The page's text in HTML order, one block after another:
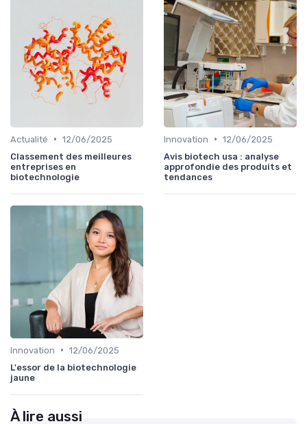
Actualité • 12/06/2025
Classement des meilleures
entreprises en
biotechnologie
Innovation • 12/06/2025
Avis biotech usa : analyse
approfondie des produits et
tendances
Innovation • 12/06/2025
L'essor de la biotechnologie
jaune
À lire aussi